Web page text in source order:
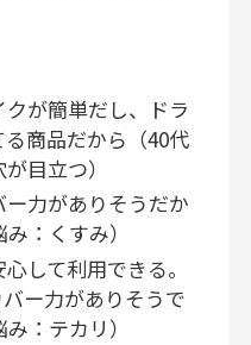
が簡単だし、ドラ
商品だから（40代
目立つ）
力がありそうだか
：くすみ）
して利用できる。
ー力がありそうで
：テカリ）